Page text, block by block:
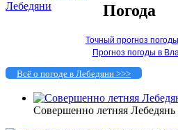
Погода
Точный прогноз
Прогноз погоды в
Всё о погоде в Лебедяни >>>
Совершенно летняя Лебедянь